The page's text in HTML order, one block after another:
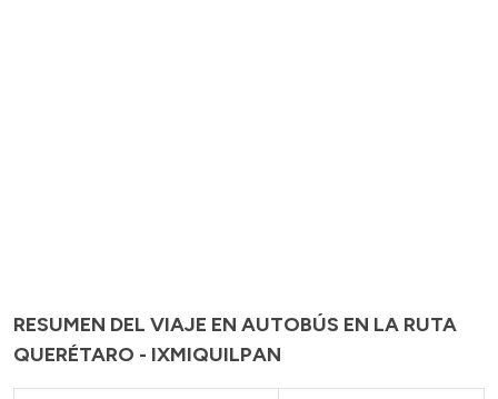
RESUMEN DEL VIAJE EN AUTOBÚS EN LA RUTA
QUERÉTARO - IXMIQUILPAN